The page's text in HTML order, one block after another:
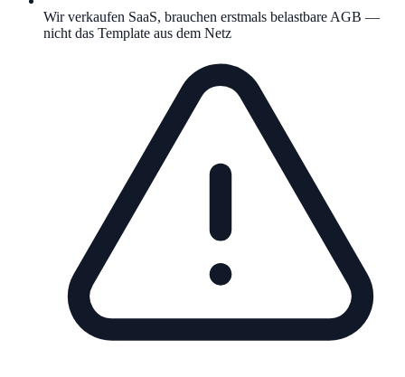
Wir verkaufen SaaS, brauchen erstmals belastbare AGB —
nicht das Template aus dem Netz